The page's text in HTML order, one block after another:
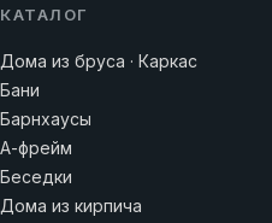
КАТАЛОГ
Дома из бруса · Каркас
Бани
Барнхаусы
А-фрейм
Беседки
Дома из кирпича